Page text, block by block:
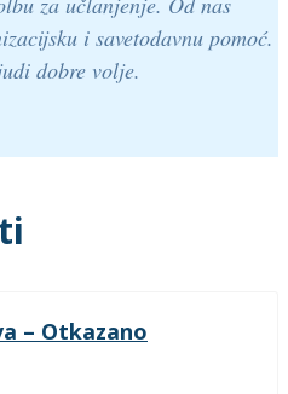
i savetodavnu pomoć.
dobre volje.
– Otkazano